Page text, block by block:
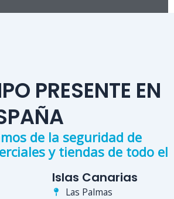
PRESENTE EN
de la seguridad de
y tiendas de todo el
Islas Canarias
Las Palmas